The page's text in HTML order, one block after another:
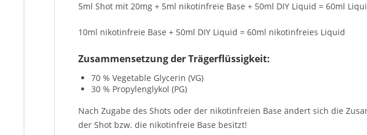
5ml Shot mit 20mg + 5ml nikotinfreie Base + 50ml DIY Liquid = 60ml
10ml nikotinfreie Base + 50ml DIY Liquid = 60ml nikotinfreies Liquid
Zusammensetzung der Trägerflüssigkeit:
70 % Vegetable Glycerin (VG)
30 % Propylenglykol (PG)
Nach Zugabe des Shots oder der nikotinfreien Base ändert sich die
der Shot bzw. die nikotinfreie Base besitzt!